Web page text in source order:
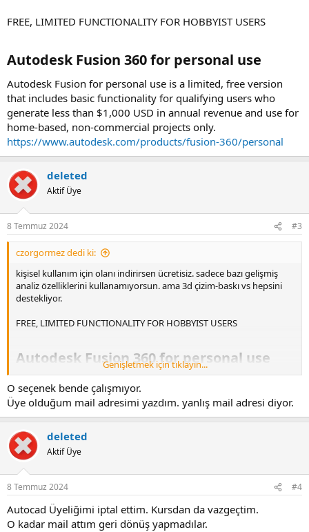
FREE, LIMITED FUNCTIONALITY FOR HOBBYIST USERS
Autodesk Fusion 360 for personal use​
Autodesk Fusion for personal use is a limited, free version
that includes basic functionality for qualifying users who
generate less than $1,000 USD in annual revenue and use for
home-based, non-commercial projects only.
https://www.autodesk.com/products/fusion-360/personal
deleted
Aktif Üye
8 Temmuz 2024 #3
czorgormez dedi ki:
kişisel kullanım için olanı indirirsen ücretisiz. sadece bazı gelişmiş
analiz özelliklerini kullanamıyorsun. ama 3d çizim-baskı vs hepsini
destekliyor.
FREE, LIMITED FUNCTIONALITY FOR HOBBYIST USERS
Autodesk Fusion 360 for personal use​
includes basic functionality for qualifying users who generate less
than $1,000 USD in annual revenue and use for home-based, non-
commercial projects only.
https://www.autodesk.com/products/fusion-360/personal
Genişletmek için tıklayın...
O seçenek bende çalışmıyor.
Üye olduğum mail adresimi yazdım. yanlış mail adresi diyor.
deleted
Aktif Üye
8 Temmuz 2024 #4
Autocad Üyeliğimi iptal ettim. Kursdan da vazgeçtim.
O kadar mail attım geri dönüş yapmadılar.